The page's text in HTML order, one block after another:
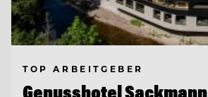
TOP ARBEITGEBER